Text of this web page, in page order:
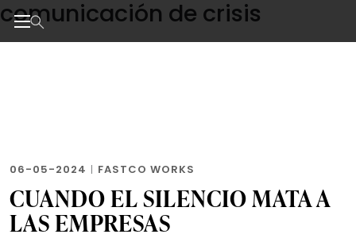
Skip
to
the
comunicación de crisis
06-05-2024 | FASTCO WORKS
CUANDO EL SILENCIO MATA A
LAS EMPRESAS